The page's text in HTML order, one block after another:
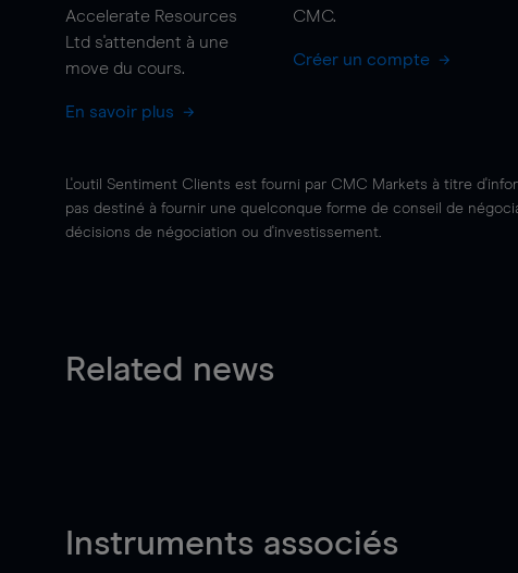
Accelerate Resources
Ltd s'attendent à une
move du cours.
En savoir plus
CMC.
Créer un compte
L'outil Sentiment Clients est fourni par CMC Markets à titre
pas destiné à fournir une quelconque forme de conseil de
décisions de négociation ou d'investissement.
Related news
Instruments associés